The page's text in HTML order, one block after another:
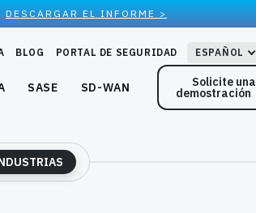
DESCARGAR EL INFORME >
BLOG PORTAL DE SEGURIDAD ESPAÑOL
SASE SD-WAN Solicite una
demostración